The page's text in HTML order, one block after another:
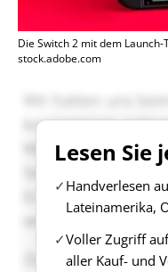
Die Switch 2 mit dem
stock.adobe.com
Lesen Sie
Handverlesen
Lateinamerika,
Voller Zugriff
aller Kauf- und